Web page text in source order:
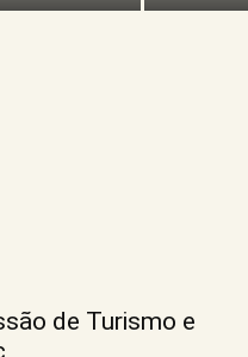
de Turismo e